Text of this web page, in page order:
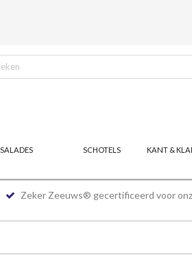
SALADES SCHOTELS KANT &
Zeker Zeeuws® gecertificeerd voor